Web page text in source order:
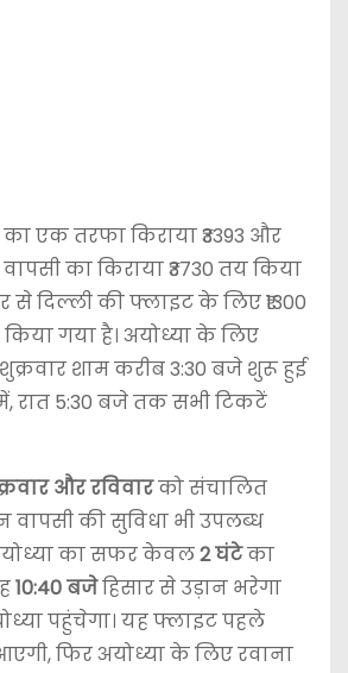
का एक तरफा किराया ₹3393 और
का किराया ₹3730 तय किया
से दिल्ली की फ्लाइट के लिए ₹1300
किया गया है। अयोध्या के लिए
शुक्रवार शाम करीब 3:30 बजे शुरू हुई
रात 5:30 बजे तक सभी टिकटें
और रविवारको संचालित
वापसी की सुविधा भी उपलब्ध
का सफर केवल2 घंटेका
10:40 बजेहिसार से उड़ान भरेगा
पहुंचेगा। यह फ्लाइट पहले
फिर अयोध्या के लिए रवाना